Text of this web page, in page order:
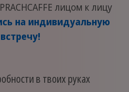
лицом к лицу
на индивидуальную
встречу!
в твоих руках